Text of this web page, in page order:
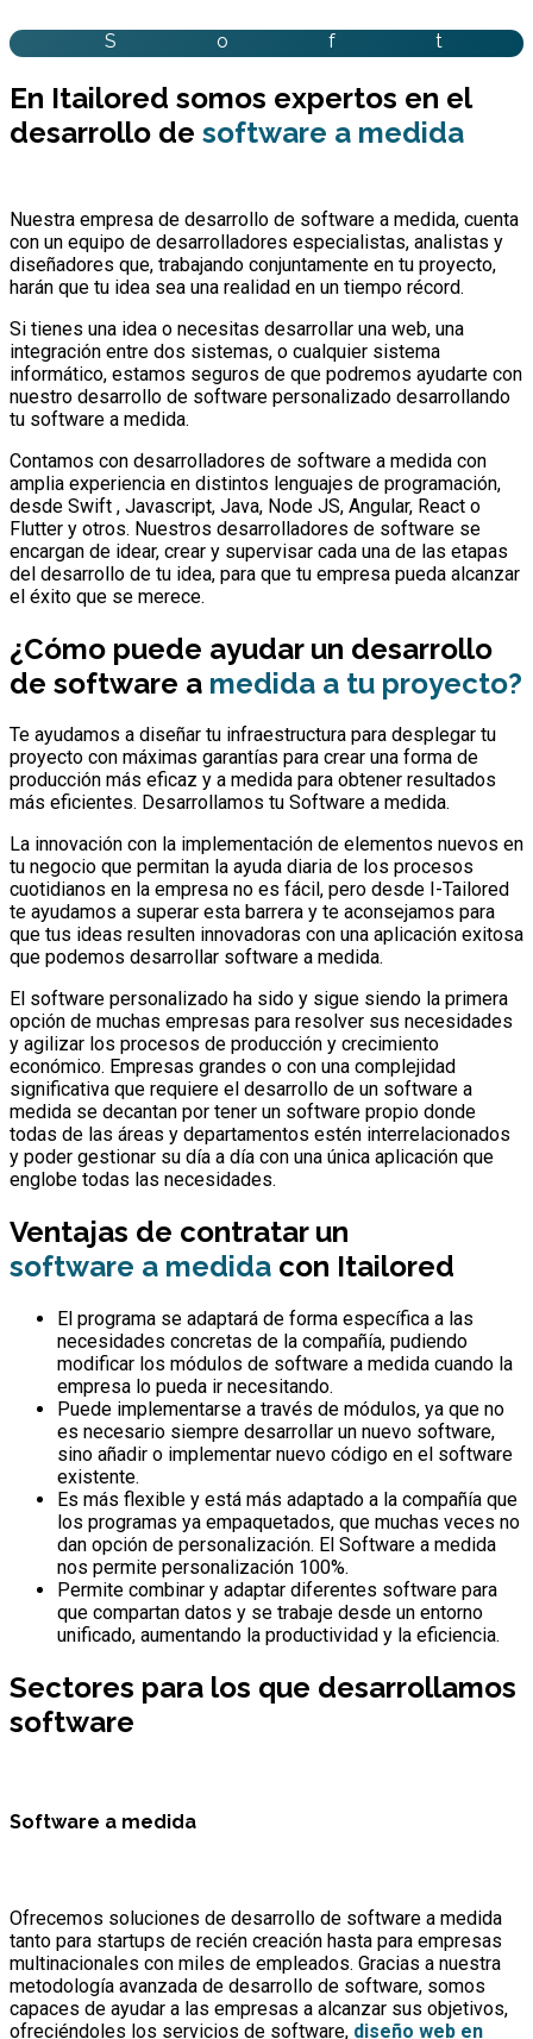
S o f t
En Itailored somos expertos en el
desarrollo de software a medida
Nuestra empresa de desarrollo de software a medida, cuenta
con un equipo de desarrolladores especialistas, analistas y
diseñadores que, trabajando conjuntamente en tu proyecto,
harán que tu idea sea una realidad en un tiempo récord.
Si tienes una idea o necesitas desarrollar una web, una
integración entre dos sistemas, o cualquier sistema
informático, estamos seguros de que podremos ayudarte con
nuestro desarrollo de software personalizado desarrollando
tu software a medida.
Contamos con desarrolladores de software a medida con
amplia experiencia en distintos lenguajes de programación,
desde Swift , Javascript, Java, Node JS, Angular, React o
Flutter y otros. Nuestros desarrolladores de software se
encargan de idear, crear y supervisar cada una de las etapas
del desarrollo de tu idea, para que tu empresa pueda alcanzar
el éxito que se merece.
¿Cómo puede ayudar un desarrollo
de software a medida a tu proyecto?
Te ayudamos a diseñar tu infraestructura para desplegar tu
proyecto con máximas garantías para crear una forma de
producción más eficaz y a medida para obtener resultados
más eficientes. Desarrollamos tu Software a medida.
La innovación con la implementación de elementos nuevos en
tu negocio que permitan la ayuda diaria de los procesos
cuotidianos en la empresa no es fácil, pero desde I-Tailored
te ayudamos a superar esta barrera y te aconsejamos para
que tus ideas resulten innovadoras con una aplicación exitosa
que podemos desarrollar software a medida.
El software personalizado ha sido y sigue siendo la primera
opción de muchas empresas para resolver sus necesidades
y agilizar los procesos de producción y crecimiento
económico. Empresas grandes o con una complejidad
significativa que requiere el desarrollo de un software a
medida se decantan por tener un software propio donde
todas de las áreas y departamentos estén interrelacionados
y poder gestionar su día a día con una única aplicación que
englobe todas las necesidades.
Ventajas de contratar un
software a medida con Itailored
El programa se adaptará de forma específica a las
necesidades concretas de la compañía, pudiendo
modificar los módulos de software a medida cuando la
empresa lo pueda ir necesitando.
Puede implementarse a través de módulos, ya que no
es necesario siempre desarrollar un nuevo software,
sino añadir o implementar nuevo código en el software
existente.
Es más flexible y está más adaptado a la compañía que
los programas ya empaquetados, que muchas veces no
dan opción de personalización. El Software a medida
nos permite personalización 100%.
Permite combinar y adaptar diferentes software para
que compartan datos y se trabaje desde un entorno
unificado, aumentando la productividad y la eficiencia.
Sectores para los que desarrollamos
software
Software a medida
Ofrecemos soluciones de desarrollo de software a medida
tanto para startups de recién creación hasta para empresas
multinacionales con miles de empleados. Gracias a nuestra
metodología avanzada de desarrollo de software, somos
capaces de ayudar a las empresas a alcanzar sus objetivos,
ofreciéndoles los servicios de software, diseño web en